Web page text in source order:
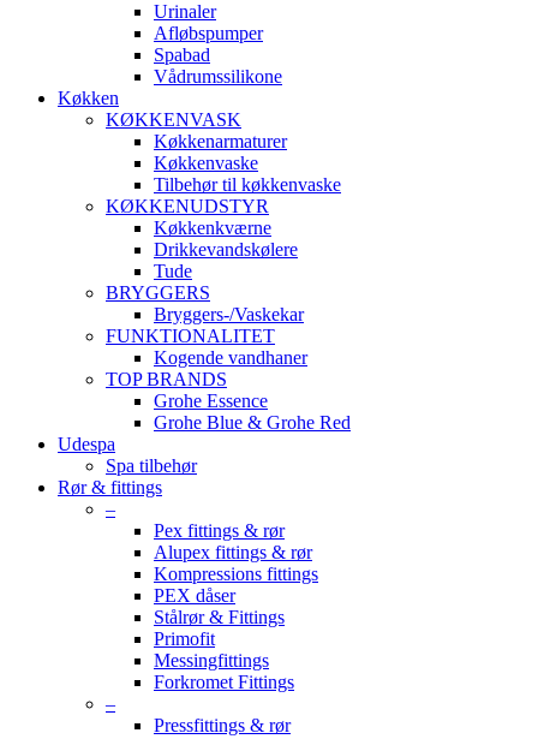
Urinaler
Afløbspumper
Spabad
Vådrumssilikone
Køkken
KØKKENVASK
Køkkenarmaturer
Køkkenvaske
Tilbehør til køkkenvaske
KØKKENUDSTYR
Køkkenkværne
Drikkevandskølere
Tude
BRYGGERS
Bryggers-/Vaskekar
FUNKTIONALITET
Kogende vandhaner
TOP BRANDS
Grohe Essence
Grohe Blue & Grohe Red
Udespa
Spa tilbehør
Rør & fittings
–
Pex fittings & rør
Alupex fittings & rør
Kompressions fittings
PEX dåser
Stålrør & Fittings
Primofit
Messingfittings
Forkromet Fittings
–
Pressfittings & rør